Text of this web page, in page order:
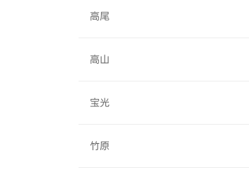
高尾
高山
宝光
竹原